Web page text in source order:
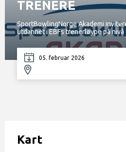
TRENERE
SportBowlingNorge Akademi
utdannet i EBFs trenerløype på
05. februar 2026
Kart